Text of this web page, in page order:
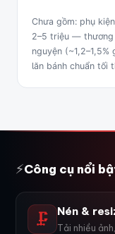
Chưa gồm: phụ
2–5 triệu — thương
nguyện
lăn bánh chuẩn tối
⚡Công cụ nổi
🗜️ Nén &